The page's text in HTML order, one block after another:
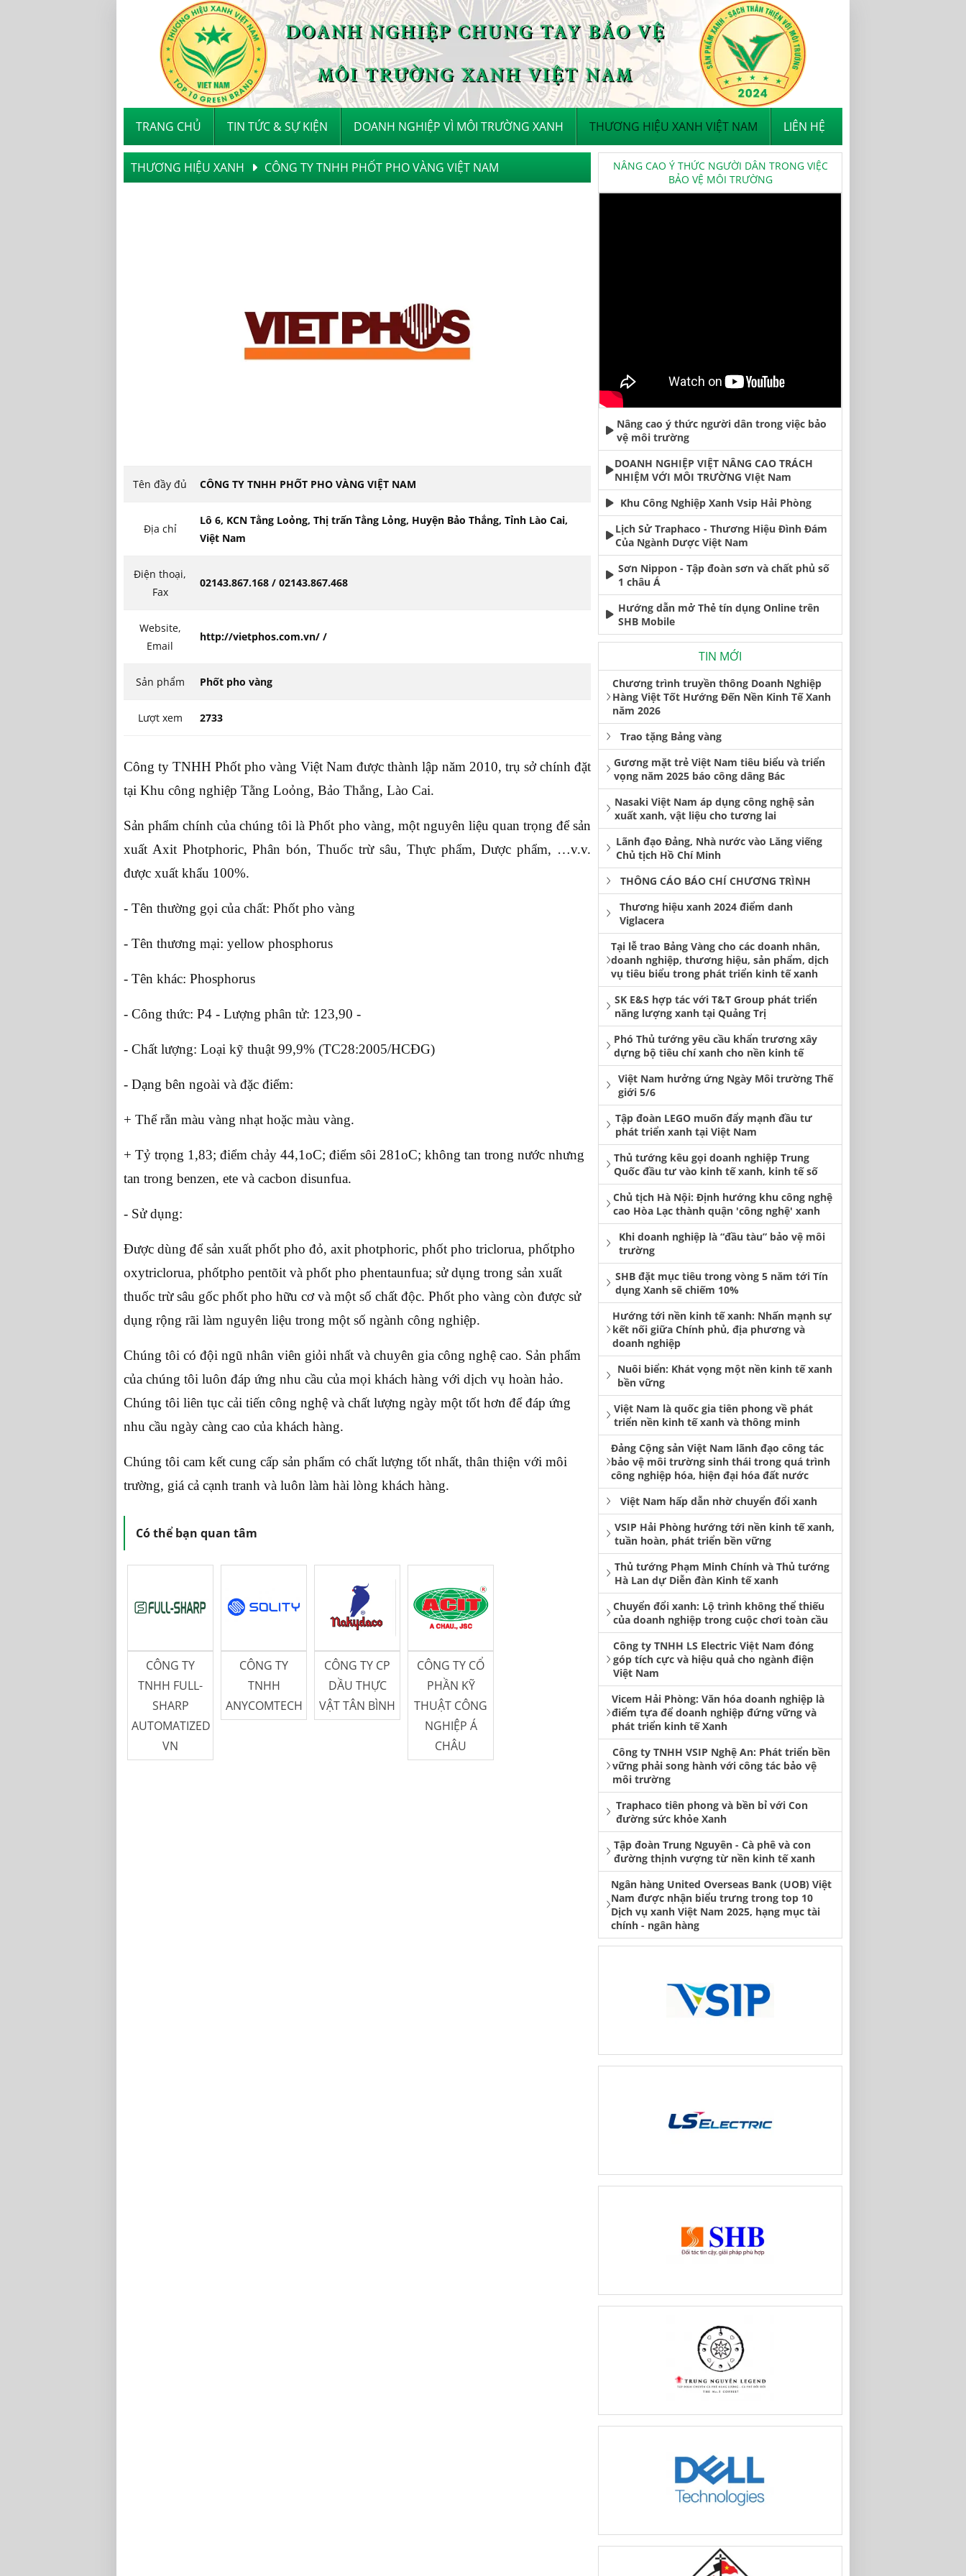
TRANG CHỦ TIN TỨC & SỰ KIỆN DOANH NGHIỆP VÌ MÔI TRƯỜNG XANH THƯƠNG HIỆU XANH VIỆT NAM LIÊN HỆ
THƯƠNG HIỆU XANH CÔNG TY TNHH PHỐT PHO VÀNG VIỆT NAM
Tên đầy đủ CÔNG TY TNHH PHỐT PHO VÀNG VIỆT NAM
Địa chỉ
Lô 6, KCN Tằng Loỏng, Thị trấn Tằng Lỏng, Huyện Bảo Thắng, Tỉnh Lào Cai,
Việt Nam
Điện thoại,
Fax
02143.867.168 / 02143.867.468
Website,
Email
http://vietphos.com.vn/ /
Sản phẩm Phốt pho vàng
Lượt xem 2733
Công ty TNHH Phốt pho vàng Việt Nam được thành lập năm 2010, trụ sở chính đặt
tại Khu công nghiệp Tằng Loỏng, Bảo Thắng, Lào Cai.
Sản phẩm chính của chúng tôi là Phốt pho vàng, một nguyên liệu quan trọng để sản
xuất Axit Photphoric, Phân bón, Thuốc trừ sâu, Thực phẩm, Dược phẩm, …v.v.
được xuất khẩu 100%.
- Tên thường gọi của chất: Phốt pho vàng
- Tên thương mại: yellow phosphorus
- Tên khác: Phosphorus
- Công thức: P4 - Lượng phân tử: 123,90 -
- Chất lượng: Loại kỹ thuật 99,9% (TC28:2005/HCĐG)
- Dạng bên ngoài và đặc điểm:
+ Thể rẵn màu vàng nhạt hoặc màu vàng.
+ Tỷ trọng 1,83; điểm chảy 44,1oC; điểm sôi 281oC; không tan trong nước nhưng
tan trong benzen, ete và cacbon disunfua.
- Sử dụng:
Được dùng để sản xuất phốt pho đỏ, axit photphoric, phốt pho triclorua, phốtpho
oxytriclorua, phốtpho pentõit và phốt pho phentaunfua; sử dụng trong sản xuất
thuốc trừ sâu gốc phốt pho hữu cơ và một số chất độc. Phốt pho vàng còn được sử
dụng rộng rãi làm nguyên liệu trong một số ngành công nghiệp.
Chúng tôi có đội ngũ nhân viên giỏi nhất và chuyên gia công nghệ cao. Sản phẩm
của chúng tôi luôn đáp ứng nhu cầu của mọi khách hàng với dịch vụ hoàn hảo.
Chúng tôi liên tục cải tiến công nghệ và chất lượng ngày một tốt hơn để đáp ứng
nhu cầu ngày càng cao của khách hàng.
Chúng tôi cam kết cung cấp sản phẩm có chất lượng tốt nhất, thân thiện với môi
trường, giá cả cạnh tranh và luôn làm hài lòng khách hàng.
Có thể bạn quan tâm
CÔNG TY
TNHH FULL-
SHARP
AUTOMATIZED
VN
CÔNG TY
TNHH
ANYCOMTECH
CÔNG TY CP
DẦU THỰC
VẬT TÂN BÌNH
CÔNG TY CỔ
PHẦN KỸ
THUẬT CÔNG
NGHIỆP Á
CHÂU
NÂNG CAO Ý THỨC NGƯỜI DÂN TRONG VIỆC
BẢO VỆ MÔI TRƯỜNG
Nâng cao ý thức người dân trong việc bảo
vệ môi trường
DOANH NGHIỆP VIỆT NÂNG CAO TRÁCH
NHIỆM VỚI MÔI TRƯỜNG VIệt Nam
Khu Công Nghiệp Xanh Vsip Hải Phòng
Lịch Sử Traphaco - Thương Hiệu Đình Đám
Của Ngành Dược Việt Nam
Sơn Nippon - Tập đoàn sơn và chất phủ số
1 châu Á
Hướng dẫn mở Thẻ tín dụng Online trên
SHB Mobile
TIN MỚI
Chương trình truyền thông Doanh Nghiệp
Hàng Việt Tốt Hướng Đến Nền Kinh Tế Xanh
năm 2026
Trao tặng Bảng vàng
Gương mặt trẻ Việt Nam tiêu biểu và triển
vọng năm 2025 báo công dâng Bác
Nasaki Việt Nam áp dụng công nghệ sản
xuất xanh, vật liệu cho tương lai
Lãnh đạo Đảng, Nhà nước vào Lăng viếng
Chủ tịch Hồ Chí Minh
THÔNG CÁO BÁO CHÍ CHƯƠNG TRÌNH
Thương hiệu xanh 2024 điểm danh
Viglacera
Tại lễ trao Bảng Vàng cho các doanh nhân,
doanh nghiệp, thương hiệu, sản phẩm, dịch
vụ tiêu biểu trong phát triển kinh tế xanh
SK E&S hợp tác với T&T Group phát triển
năng lượng xanh tại Quảng Trị
Phó Thủ tướng yêu cầu khẩn trương xây
dựng bộ tiêu chí xanh cho nền kinh tế
Việt Nam hưởng ứng Ngày Môi trường Thế
giới 5/6
Tập đoàn LEGO muốn đẩy mạnh đầu tư
phát triển xanh tại Việt Nam
Thủ tướng kêu gọi doanh nghiệp Trung
Quốc đầu tư vào kinh tế xanh, kinh tế số
Chủ tịch Hà Nội: Định hướng khu công nghệ
cao Hòa Lạc thành quận 'công nghệ' xanh
Khi doanh nghiệp là “đầu tàu” bảo vệ môi
trường
SHB đặt mục tiêu trong vòng 5 năm tới Tín
dụng Xanh sẽ chiếm 10%
Hướng tới nền kinh tế xanh: Nhấn mạnh sự
kết nối giữa Chính phủ, địa phương và
doanh nghiệp
Nuôi biển: Khát vọng một nền kinh tế xanh
bền vững
Việt Nam là quốc gia tiên phong về phát
triển nền kinh tế xanh và thông minh
Đảng Cộng sản Việt Nam lãnh đạo công tác
bảo vệ môi trường sinh thái trong quá trình
công nghiệp hóa, hiện đại hóa đất nước
Việt Nam hấp dẫn nhờ chuyển đổi xanh
VSIP Hải Phòng hướng tới nền kinh tế xanh,
tuần hoàn, phát triển bền vững
Thủ tướng Phạm Minh Chính và Thủ tướng
Hà Lan dự Diễn đàn Kinh tế xanh
Chuyển đổi xanh: Lộ trình không thể thiếu
của doanh nghiệp trong cuộc chơi toàn cầu
Công ty TNHH LS Electric Việt Nam đóng
góp tích cực và hiệu quả cho ngành điện
Việt Nam
Vicem Hải Phòng: Văn hóa doanh nghiệp là
điểm tựa để doanh nghiệp đứng vững và
phát triển kinh tế Xanh
Công ty TNHH VSIP Nghệ An: Phát triển bền
vững phải song hành với công tác bảo vệ
môi trường
Traphaco tiên phong và bền bỉ với Con
đường sức khỏe Xanh
Tập đoàn Trung Nguyên - Cà phê và con
đường thịnh vượng từ nền kinh tế xanh
Ngân hàng United Overseas Bank (UOB) Việt
Nam được nhận biểu trưng trong top 10
Dịch vụ xanh Việt Nam 2025, hạng mục tài
chính - ngân hàng